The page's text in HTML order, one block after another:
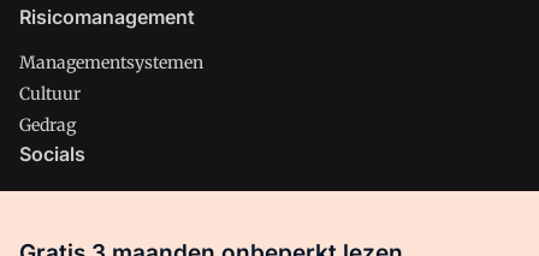
Risicomanagement
Managementsystemen
Cultuur
Gedrag
Socials